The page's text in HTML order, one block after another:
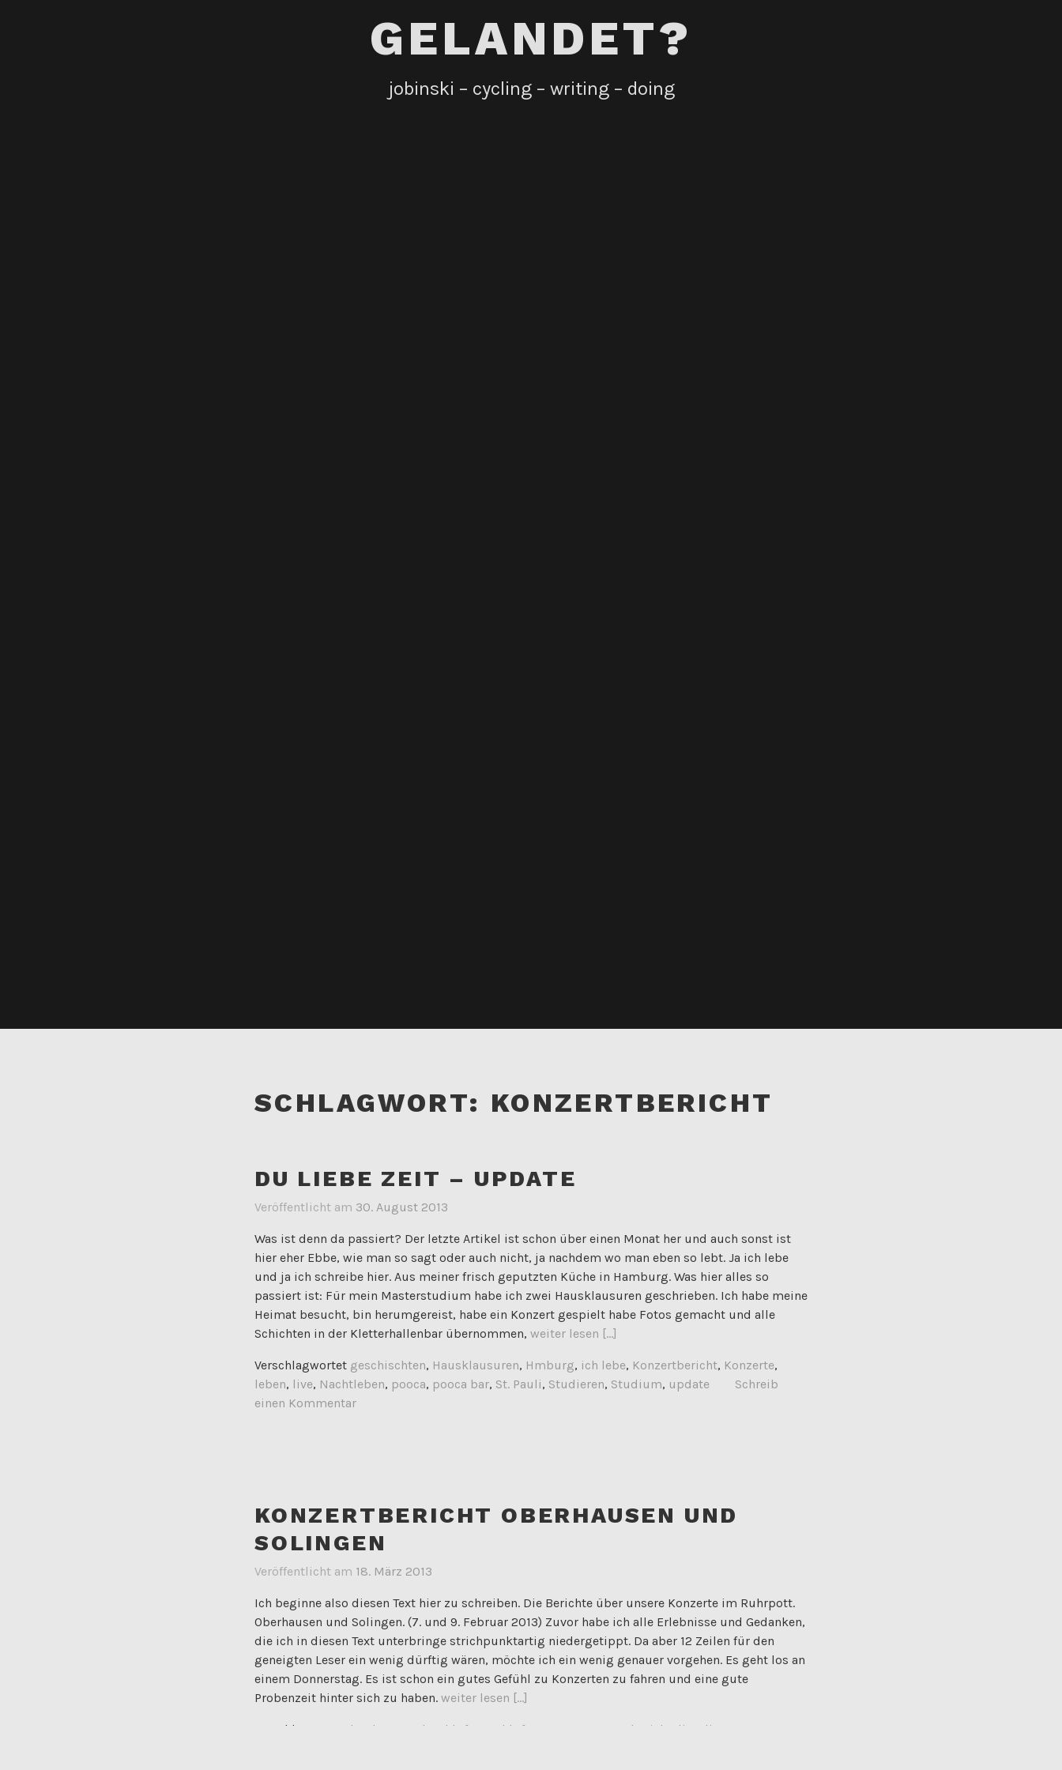
GELANDET?
jobinski – cycling – writing – doing
SCHLAGWORT: KONZERTBERICHT
DU LIEBE ZEIT – UPDATE
Veröffentlicht am 30. August 2013
Was ist denn da passiert? Der letzte Artikel ist schon über einen Monat her und auch sonst ist
hier eher Ebbe, wie man so sagt oder auch nicht, ja nachdem wo man eben so lebt. Ja ich lebe
und ja ich schreibe hier. Aus meiner frisch geputzten Küche in Hamburg. Was hier alles so
passiert ist: Für mein Masterstudium habe ich zwei Hausklausuren geschrieben. Ich habe meine
Heimat besucht, bin herumgereist, habe ein Konzert gespielt habe Fotos gemacht und alle
Schichten in der Kletterhallenbar übernommen, weiter lesen [...]
Verschlagwortet geschischten, Hausklausuren, Hmburg, ich lebe, Konzertbericht, Konzerte,
leben, live, Nachtleben, pooca, pooca bar, St. Pauli, Studieren, Studium, update
Schreib
einen Kommentar
KONZERTBERICHT OBERHAUSEN UND
SOLINGEN
Veröffentlicht am 18. März 2013
Ich beginne also diesen Text hier zu schreiben. Die Berichte über unsere Konzerte im Ruhrpott.
Oberhausen und Solingen. (7. und 9. Februar 2013) Zuvor habe ich alle Erlebnisse und Gedanken,
die ich in diesen Text unterbringe strichpunktartig niedergetippt. Da aber 12 Zeilen für den
geneigten Leser ein wenig dürftig wären, möchte ich ein wenig genauer vorgehen. Es geht los an
einem Donnerstag. Es ist schon ein gutes Gefühl zu Konzerten zu fahren und eine gute
Probenzeit hinter sich zu haben. weiter lesen [...]
Verschlagwortet bushmann druckluft Duckluft Konzertbericht live
live